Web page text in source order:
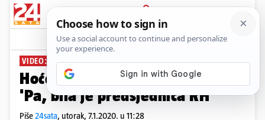
PRIJAVA
News Komentari
VIDEO: PRVA IZJAVA PREDSJEDNIKA
Hoće li Kolinda u diplomaciju?
'Pa, bila je predsjednica RH'
Piše24sata, utorak, 7.1.2020. u 11:28